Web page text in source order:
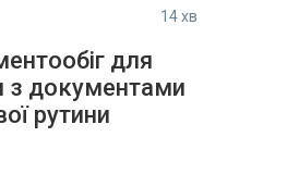
14 хв
для
з документами
рутини